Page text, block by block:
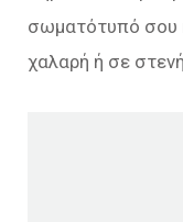
σωματότυπό σου
χαλαρή ή σε